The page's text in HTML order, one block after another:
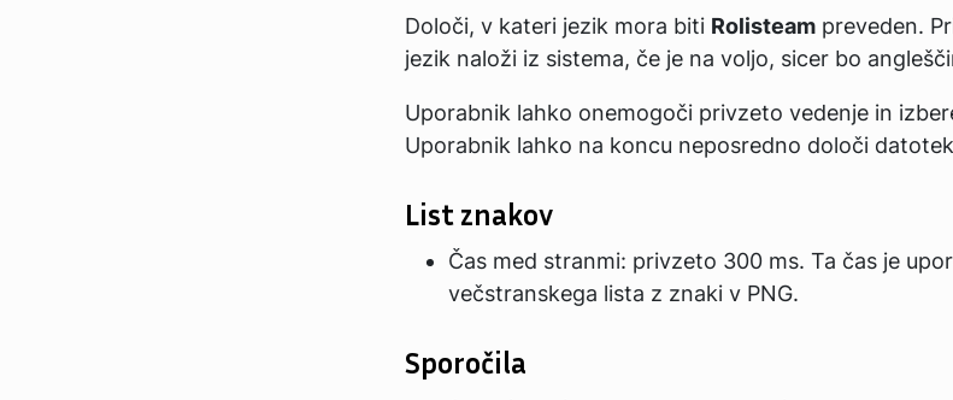
Določi, v kateri jezik mora biti Rolisteam preveden.
jezik naloži iz sistema, če je na voljo, sicer bo
Uporabnik lahko onemogoči privzeto vedenje in
Uporabnik lahko na koncu neposredno določi
List znakov
Čas med stranmi: privzeto 300 ms. Ta čas je
večstranskega lista z znaki v PNG.
Sporočila